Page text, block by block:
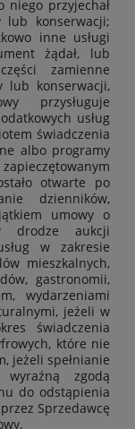
niego przyjechał
konserwacji;
inne usługi
żądał, lub
zamienne
lub konserwacji,
przysługuje
usług
świadczenia
albo programy
otwarte po
dzienników,
umowy o
drodze aukcji
w zakresie
mieszkalnych,
gastronomii,
wydarzeniami
jeżeli w
świadczenia
które nie
jeżeli spełnianie
zgodą
do odstąpienia
Sprzedawcę